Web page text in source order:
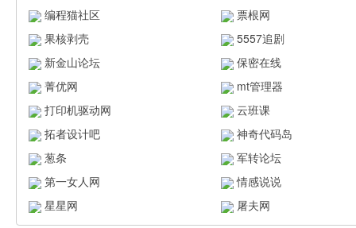
编程猫社区
票根网
果核剥壳
5557追剧
新金山论坛
保密在线
菁优网
mt管理器
打印机驱动网
云班课
拓者设计吧
神奇代码岛
葱条
军转论坛
第一女人网
情感说说
星星网
屠夫网